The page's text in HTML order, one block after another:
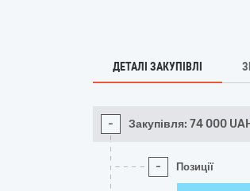
ДЕТАЛІ ЗАКУПІВЛІ
- Закупівля: 74 000
- Позиції